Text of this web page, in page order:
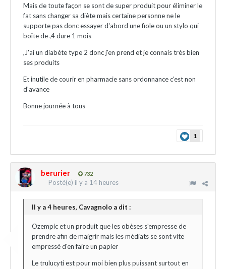
Mais de toute façon se sont de super produit pour éliminer le
fat sans changer sa diète mais certaine personne ne le
supporte pas donc essayer d'abord une fiole ou un stylo qui
boîte de ,4 dure 1 mois
,J'ai un diabète type 2 donc j'en prend et je connais très bien
ses produits
Et inutile de courir en pharmacie sans ordonnance c'est non
d'avance
Bonne journée à tous
1
berurier 732
Posté(e) il y a 14 heures
Il y a 4 heures, Cavagnolo a dit :
Ozempic et un produit que les obèses s'empresse de
prendre afin de maigrir mais les médiats se sont vite
empressé d'en faire un papier
Le trulucyti est pour moi bien plus puissant surtout en